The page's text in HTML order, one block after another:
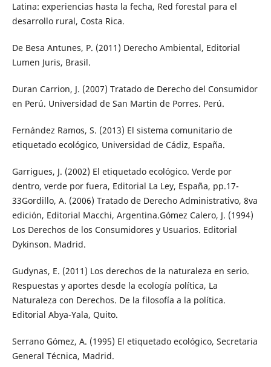
Latina: experiencias hasta la fecha, Red forestal para el
desarrollo rural, Costa Rica.
De Besa Antunes, P. (2011) Derecho Ambiental, Editorial
Lumen Juris, Brasil.
Duran Carrion, J. (2007) Tratado de Derecho del Consumidor
en Perú. Universidad de San Martin de Porres. Perú.
Fernández Ramos, S. (2013) El sistema comunitario de
etiquetado ecológico, Universidad de Cádiz, España.
Garrigues, J. (2002) El etiquetado ecológico. Verde por
dentro, verde por fuera, Editorial La Ley, España, pp.17-
33Gordillo, A. (2006) Tratado de Derecho Administrativo, 8va
edición, Editorial Macchi, Argentina.Gómez Calero, J. (1994)
Los Derechos de los Consumidores y Usuarios. Editorial
Dykinson. Madrid.
Gudynas, E. (2011) Los derechos de la naturaleza en serio.
Respuestas y aportes desde la ecología política, La
Naturaleza con Derechos. De la filosofía a la política.
Editorial Abya-Yala, Quito.
Serrano Gómez, A. (1995) El etiquetado ecológico, Secretaria
General Técnica, Madrid.